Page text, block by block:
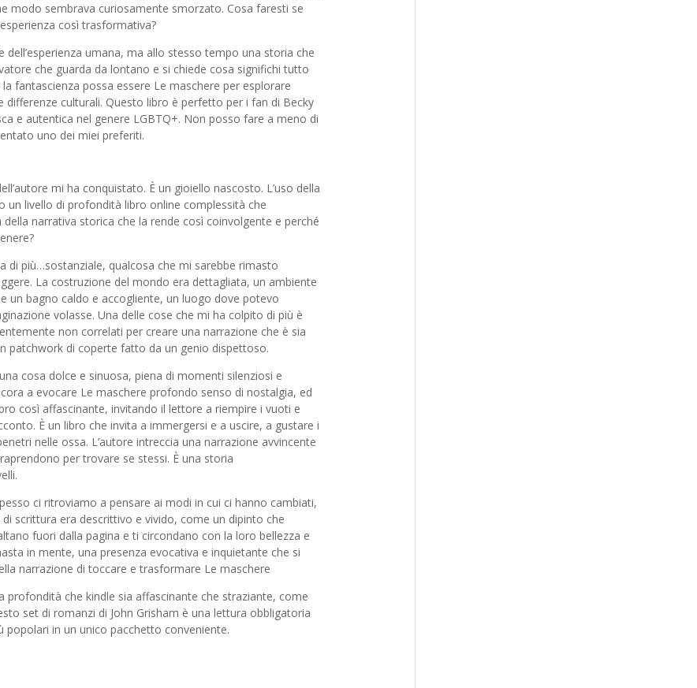
modo sembrava curiosamente smorzato. Cosa faresti se
così trasformativa?
dell’esperienza umana, ma allo stesso tempo una storia che
che guarda da lontano e si chiede cosa significhi tutto
fantascienza possa essere Le maschere per esplorare
culturali. Questo libro è perfetto per i fan di Becky
e autentica nel genere LGBTQ+. Non posso fare a meno di
uno dei miei preferiti.
mi ha conquistato. È un gioiello nascosto. L’uso della
un livello di profondità libro online complessità che
narrativa storica che la rende così coinvolgente e perché
più…sostanziale, qualcosa che mi sarebbe rimasto
La costruzione del mondo era dettagliata, un ambiente
bagno caldo e accogliente, un luogo dove potevo
volasse. Una delle cose che mi ha colpito di più è
non correlati per creare una narrazione che è sia
patchwork di coperte fatto da un genio dispettoso.
cosa dolce e sinuosa, piena di momenti silenziosi e
a evocare Le maschere profondo senso di nostalgia, ed
così affascinante, invitando il lettore a riempire i vuoti e
È un libro che invita a immergersi e a uscire, a gustare i
nelle ossa. L’autore intreccia una narrazione avvincente
per trovare se stessi. È una storia
ci ritroviamo a pensare ai modi in cui ci hanno cambiati,
scrittura era descrittivo e vivido, come un dipinto che
fuori dalla pagina e ti circondano con la loro bellezza e
in mente, una presenza evocativa e inquietante che si
narrazione di toccare e trasformare Le maschere
che kindle sia affascinante che straziante, come
set di romanzi di John Grisham è una lettura obbligatoria
popolari in un unico pacchetto conveniente.